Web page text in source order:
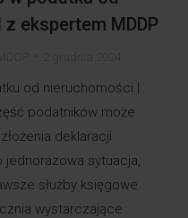
ekspertem MDDP
od nieruchomości |
podatników może
deklaracji
sytuacja,
służby księgowe
wystarczające